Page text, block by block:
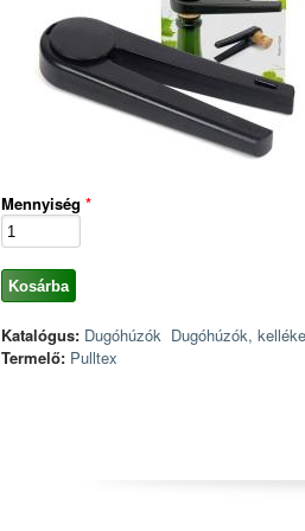
Mennyiség *
Katalógus: Dugóhúzók Dugóhúzók,
Termelő: Pulltex